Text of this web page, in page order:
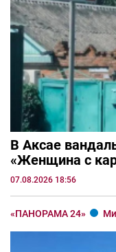
В Аксае
«Женщина с
07.08.2026 18:56
«ПАНОРАМА 24»